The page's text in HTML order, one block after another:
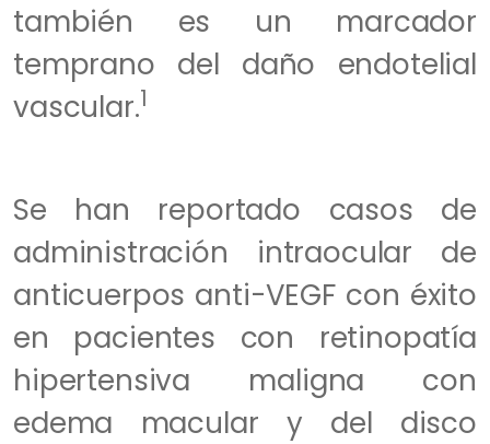
también es un marcador
temprano del daño endotelial
vascular.1
Se han reportado casos de
administración intraocular de
anticuerpos anti-VEGF con éxito
en pacientes con retinopatía
hipertensiva maligna con
edema macular y del disco